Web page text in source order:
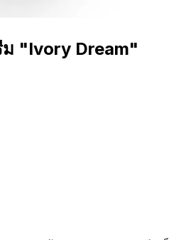
"Ivory Dream"